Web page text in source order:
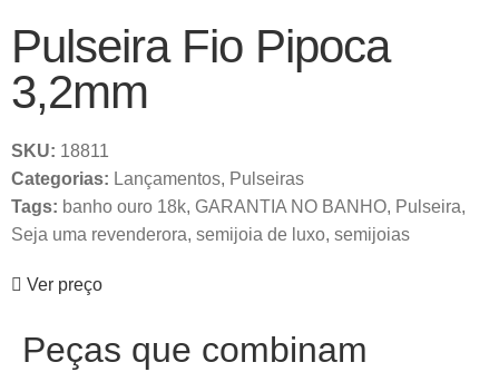
Pulseira Fio Pipoca
3,2mm
SKU: 18811
Categorias: Lançamentos, Pulseiras
Tags: banho ouro 18k, GARANTIA NO BANHO, Pulseira,
Seja uma revenderora, semijoia de luxo, semijoias
Ver preço
Peças que combinam